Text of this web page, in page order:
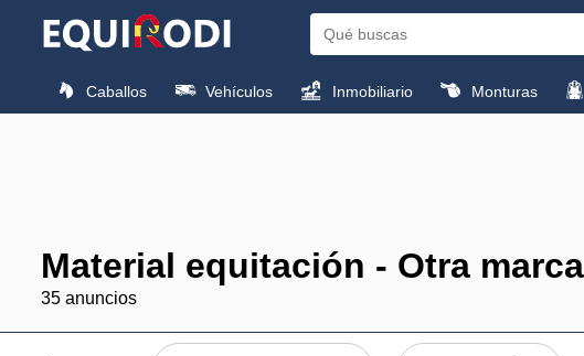
Caballos Vehículos Inmobiliario Monturas
Material equitación - Otra
35 anuncios